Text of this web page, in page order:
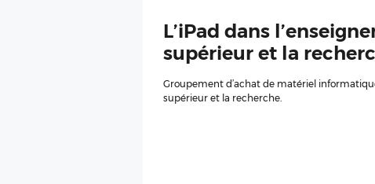
L’iPad dans
supérieur et la
Groupement d’achat de matériel
supérieur et la recherche.